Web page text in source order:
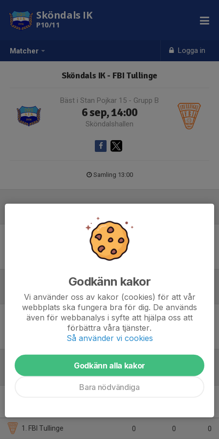
Matcher Logga in
Sköndals IK
P10/11
Sköndals IK - FBI Tullinge
Bäst i Stan Pojkar 15 - Grupp B
6 sep, 14:00
Sköndalshallen
Samling 13:00
Ingen uppställning ifylld
Inför match
Inget skrivet
Tabell
1. FBI Tullinge 0 0 0
Godkänn kakor
Vi använder oss av kakor (cookies) för att vår
webbplats ska fungera bra för dig. De används
även för webbanalys i syfte att hjälpa oss att
förbättra våra tjänster.
Så använder vi cookies
Godkänn alla kakor
Bara nödvändiga